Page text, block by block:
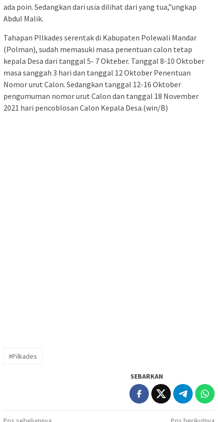
ada poin. Sedangkan dari usia dilihat dari yang tua,”ungkap
Abdul Malik.
Tahapan PIlkades serentak di Kabupaten Polewali Mandar
(Polman), sudah memasuki masa penentuan calon tetap
kepala Desa dari tanggal 5- 7 Okteber. Tanggal 8-10 Oktober
masa sanggah 3 hari dan tanggal 12 Oktober Penentuan
Nomor urut Calon. Sedangkan tanggal 12-16 Oktober
pengumuman nomor urut Calon dan tanggal 18 November
2021 hari pencoblosan Calon Kepala Desa.(win/B)
#Pilkades
SEBARKAN